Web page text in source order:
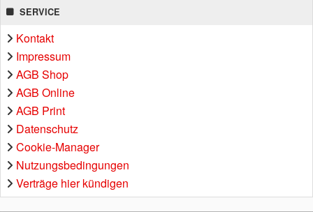
SERVICE
Kontakt
Impressum
AGB Shop
AGB Online
AGB Print
Datenschutz
Cookie-Manager
Nutzungsbedingungen
Verträge hier kündigen